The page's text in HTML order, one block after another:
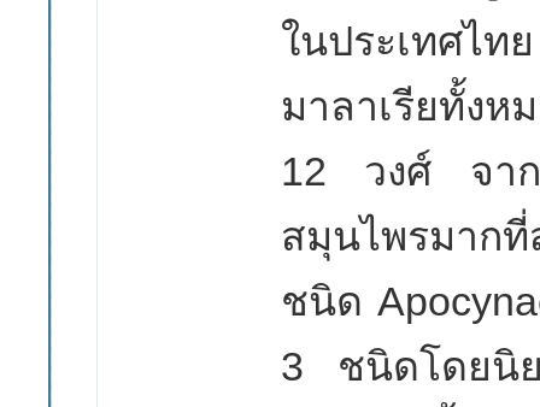
ในประเทศไ
มาลาเรียทั้ง
12 วงศ์ จา
สมุนไพรมา
ชนิด
3 ชนิดโดยนิ